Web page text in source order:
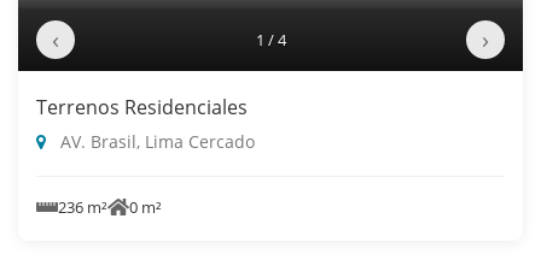
‹ 1 / 4 ›
Terrenos Residenciales
AV. Brasil, Lima Cercado
236 m² 0 m²